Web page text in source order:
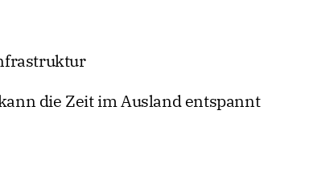
die Zeit im Ausland entspannt